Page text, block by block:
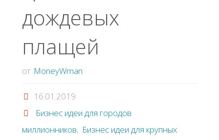
дождевых
плащей
от MoneyWman
16.01.2019
Бизнес идеи для городов
миллионников, Бизнес идеи для крупных